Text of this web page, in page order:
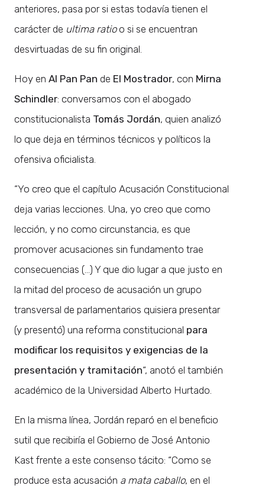
anteriores, pasa por si estas todavía tienen el
carácter de ultima ratioo si se encuentran
desvirtuadas de su fin original.
Hoy en Al Pan Pan de El Mostrador, con Mirna
Schindler: conversamos con el abogado
constitucionalista Tomás Jordán, quien analizó
lo que deja en términos técnicos y políticos la
ofensiva oficialista.
“Yo creo que el capítulo Acusación Constitucional
deja varias lecciones. Una, yo creo que como
lección, y no como circunstancia, es que
promover acusaciones sin fundamento trae
consecuencias (…) Y que dio lugar a que justo en
la mitad del proceso de acusación un grupo
transversal de parlamentarios quisiera presentar
(y presentó) una reforma constitucional para
modificar los requisitos y exigencias de la
presentación y tramitación“, anotó el también
académico de la Universidad Alberto Hurtado.
En la misma línea, Jordán reparó en el beneficio
sutil que recibiría el Gobierno de José Antonio
Kast frente a este consenso tácito: “Como se
produce esta acusación a mata caballo, en el